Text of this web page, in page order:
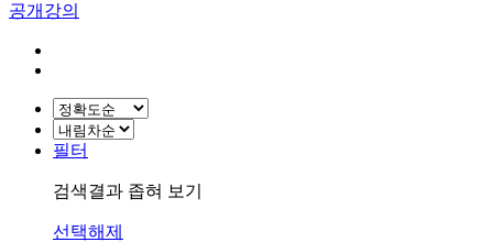
공개강의
필터
검색결과 좁혀 보기
선택해제